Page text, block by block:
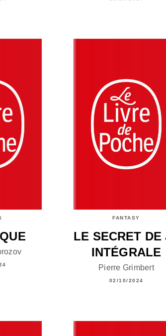
FANTASY
LE SECRET DE
INTÉGRALE
Pierre Grimbert
02/10/2024